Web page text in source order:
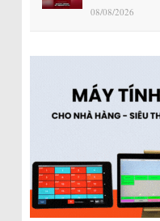
08/08/2026